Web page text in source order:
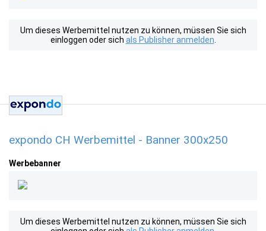
Um dieses Werbemittel nutzen zu können, müssen Sie sich
einloggen oder sich als Publisher anmelden
expondo CH Werbemittel - Banner 300x250
Werbebanner
Um dieses Werbemittel nutzen zu können, müssen Sie sich